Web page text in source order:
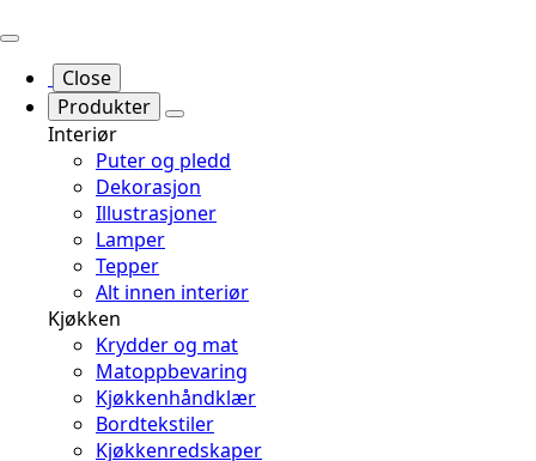
Close
Produkter
Interiør
Puter og pledd
Dekorasjon
Illustrasjoner
Lamper
Tepper
Alt innen interiør
Kjøkken
Krydder og mat
Matoppbevaring
Kjøkkenhåndklær
Bordtekstiler
Kjøkkenredskaper